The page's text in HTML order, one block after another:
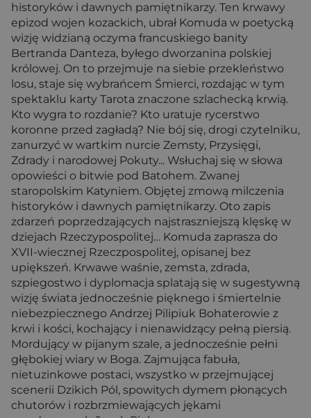
historyków i dawnych pamiętnikarzy. Ten krwawy
epizod wojen kozackich, ubrał Komuda w poetycką
wizję widzianą oczyma francuskiego banity
Bertranda Danteza, byłego dworzanina polskiej
królowej. On to przejmuje na siebie przekleństwo
losu, staje się wybrańcem Śmierci, rozdając w tym
spektaklu karty Tarota znaczone szlachecką krwią.
Kto wygra to rozdanie? Kto uratuje rycerstwo
koronne przed zagładą? Nie bój się, drogi czytelniku,
zanurzyć w wartkim nurcie Zemsty, Przysięgi,
Zdrady i narodowej Pokuty... Wsłuchaj się w słowa
opowieści o bitwie pod Batohem. Zwanej
staropolskim Katyniem. Objętej zmową milczenia
historyków i dawnych pamiętnikarzy. Oto zapis
zdarzeń poprzedzających najstraszniejszą klęskę w
dziejach Rzeczypospolitej… Komuda zaprasza do
XVII-wiecznej Rzeczpospolitej, opisanej bez
upiększeń. Krwawe waśnie, zemsta, zdrada,
szpiegostwo i dyplomacja splatają się w sugestywną
wizję świata jednocześnie pięknego i śmiertelnie
niebezpiecznego Andrzej Pilipiuk Bohaterowie z
krwi i kości, kochający i nienawidzący pełną piersią.
Mordujący w pijanym szale, a jednocześnie pełni
głębokiej wiary w Boga. Zajmująca fabuła,
nietuzinkowe postaci, wszystko w przejmującej
scenerii Dzikich Pól, spowitych dymem płonących
chutorów i rozbrzmiewających jękami